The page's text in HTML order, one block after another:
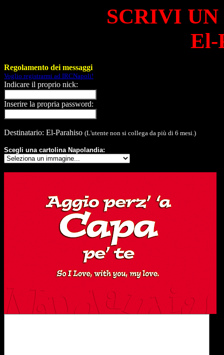
SCRIVI
El-
Regolamento dei messaggi
Voglio registrarmi ad IRCNapoli!
Indicare il proprio nick:
Inserire la propria password:
Destinatario: El-Parahiso (L'utente non si collega da più di 6 mesi.)
Scegli una cartolina Napolandia: